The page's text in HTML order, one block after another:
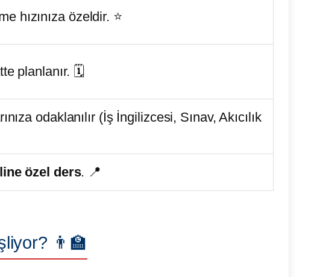
hızınıza özeldir. ⭐️
planlanır. 🗓️
odaklanılır (İş İngilizcesi, Sınav, Akıcılık
özel ders. 📍
👨‍🏫